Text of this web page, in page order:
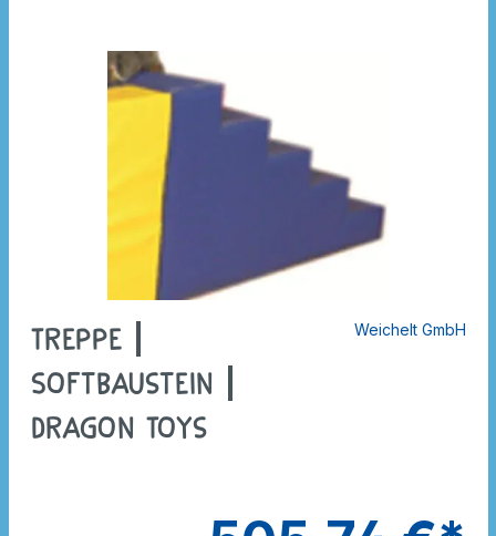
Treppe |
Softbaustein |
Dragon Toys
Weichelt GmbH